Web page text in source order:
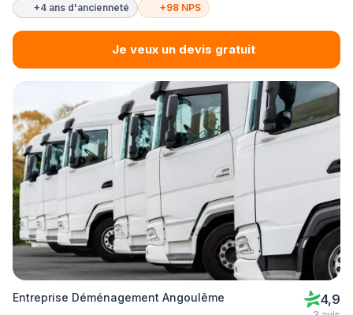
+4 ans d'ancienneté +98 NPS
Je veux un devis gratuit
Entreprise Déménagement Angoulême 4,9